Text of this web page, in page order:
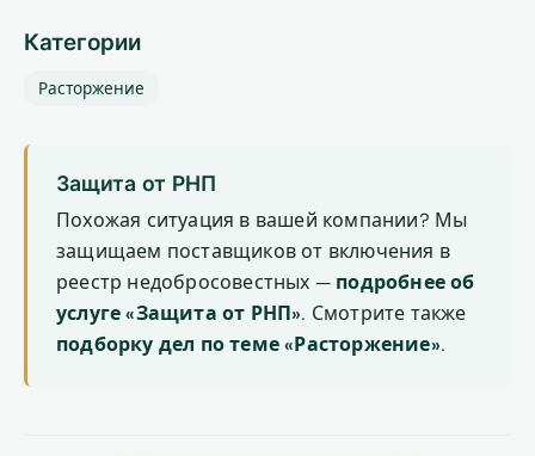
Категории
Расторжение
Защита от РНП
Похожая ситуация в вашей компании? Мы
защищаем поставщиков от включения в
реестр недобросовестных — подробнее об
услуге «Защита от РНП». Смотрите также
подборку дел по теме «Расторжение».